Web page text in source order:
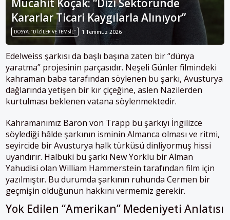
Mücahit Koçak: “Dizi Sektöründe
Kararlar Ticari Kaygılarla Alınıyor”
DOSYA: "DIZILER VE TEMSIL" 1 Temmuz 2026
Edelweiss şarkısı da başlı başına zaten bir “dünya
yaratma” projesinin parçasıdır. Neşeli Günler filmindeki
kahraman baba tarafından söylenen bu şarkı, Avusturya
dağlarında yetişen bir kır çiçeğine, aslen Nazilerden
kurtulması beklenen vatana söylenmektedir.
Kahramanımız Baron von Trapp bu şarkıyı İngilizce
söylediği hâlde şarkının isminin Almanca olması ve ritmi,
seyircide bir Avusturya halk türküsü dinliyormuş hissi
uyandırır. Halbuki bu şarkı New Yorklu bir Alman
Yahudisi olan William Hammerstein tarafından film için
yazılmıştır. Bu durumda şarkının ruhunda Cermen bir
geçmişin olduğunun hakkını vermemiz gerekir.
Yok Edilen “Amerikan” Medeniyeti Anlatısı